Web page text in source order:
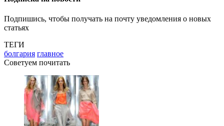
Подпишись, чтобы получать на почту уведомления о новых
статьях
ТЕГИ
болгария главное
Советуем почитать